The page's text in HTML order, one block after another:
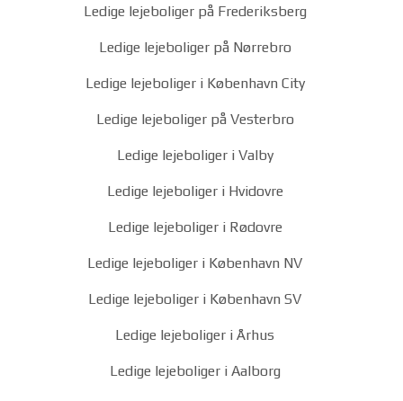
Ledige lejeboliger på Frederiksberg
Ledige lejeboliger på Nørrebro
Ledige lejeboliger i København City
Ledige lejeboliger på Vesterbro
Ledige lejeboliger i Valby
Ledige lejeboliger i Hvidovre
Ledige lejeboliger i Rødovre
Ledige lejeboliger i København NV
Ledige lejeboliger i København SV
Ledige lejeboliger i Århus
Ledige lejeboliger i Aalborg